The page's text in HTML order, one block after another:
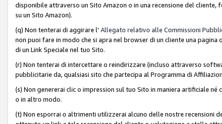
disponibile attraverso un Sito Amazon o in una recensione del
su un Sito Amazon).
(q) Non tenterai di aggirare l' Allegato relativo alle Commissioni
non puoi fare in modo che si apra nel browser di un cliente una
di un Link Speciale nel tuo Sito.
(r) Non tenterai di intercettare o reindirizzare (incluso attraverso
pubblicitarie da, qualsiasi sito che partecipa al Programma di
(s) Non genererai clic o impression sul tuo Sito in maniera artificiale
o in altro modo.
(t) Non esporrai o altrimenti utilizzerai alcuno delle nostre recensioni